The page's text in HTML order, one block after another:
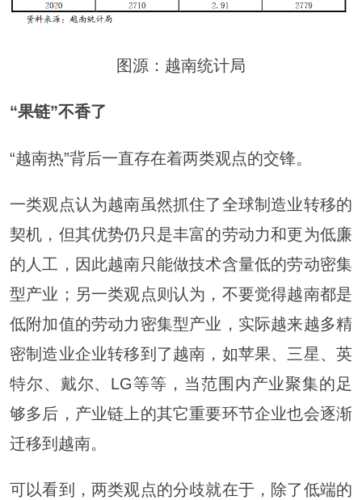
图源：越南统计局
“果链”不香了
“越南热”背后一直存在着两类观点的交锋。
一类观点认为越南虽然抓住了全球制造业转移的
契机，但其优势仍只是丰富的劳动力和更为低廉
的人工，因此越南只能做技术含量低的劳动密集
型产业；另一类观点则认为，不要觉得越南都是
低附加值的劳动力密集型产业，实际越来越多精
密制造业企业转移到了越南，如苹果、三星、英
特尔、戴尔、LG等等，当范围内产业聚集的足
够多后，产业链上的其它重要环节企业也会逐渐
迁移到越南。
可以看到，两类观点的分歧就在于，除了低端的